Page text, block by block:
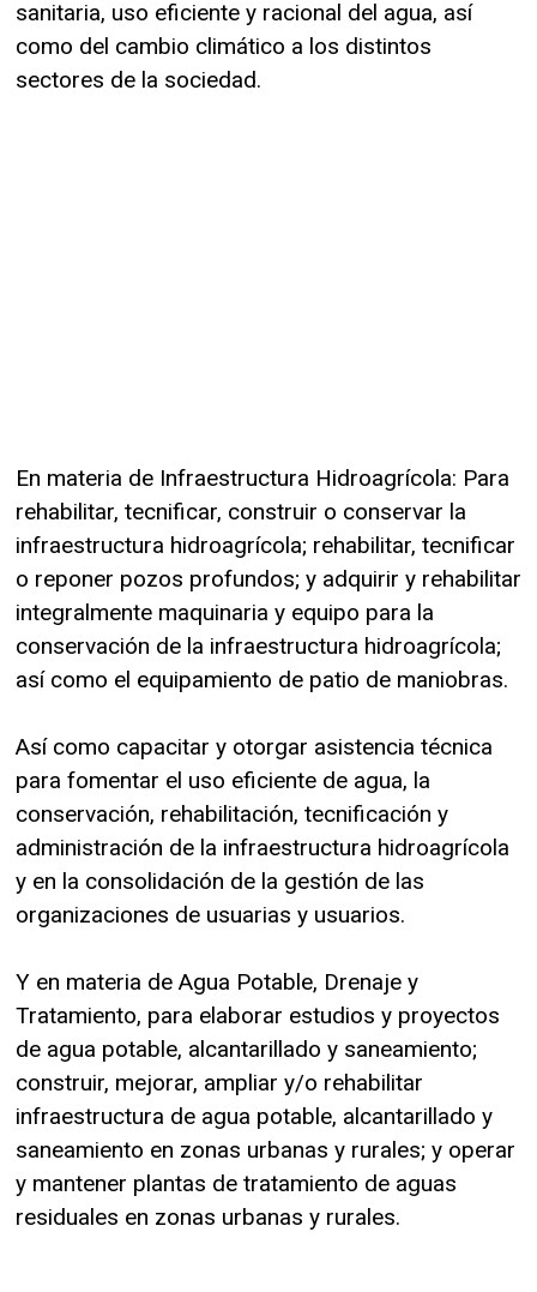
sanitaria, uso eficiente y racional del agua, así
como del cambio climático a los distintos
sectores de la sociedad.
En materia de Infraestructura Hidroagrícola: Para
rehabilitar, tecnificar, construir o conservar la
infraestructura hidroagrícola; rehabilitar, tecnificar
o reponer pozos profundos; y adquirir y rehabilitar
integralmente maquinaria y equipo para la
conservación de la infraestructura hidroagrícola;
así como el equipamiento de patio de maniobras.
Así como capacitar y otorgar asistencia técnica
para fomentar el uso eficiente de agua, la
conservación, rehabilitación, tecnificación y
administración de la infraestructura hidroagrícola
y en la consolidación de la gestión de las
organizaciones de usuarias y usuarios.
Y en materia de Agua Potable, Drenaje y
Tratamiento, para elaborar estudios y proyectos
de agua potable, alcantarillado y saneamiento;
construir, mejorar, ampliar y/o rehabilitar
infraestructura de agua potable, alcantarillado y
saneamiento en zonas urbanas y rurales; y operar
y mantener plantas de tratamiento de aguas
residuales en zonas urbanas y rurales.